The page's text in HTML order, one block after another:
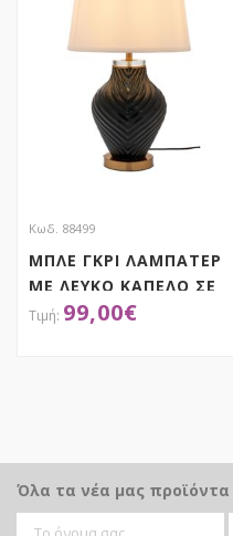
Κωδ. 88499
ΜΠΛΕ ΓΚΡΙ ΛΑΜΠΑΤΕΡ
ΜΕ ΛΕΥΚΟ ΚΑΠΕΛΟ ΣΕ
ΧΡΥΣΗ ΒΑΣΗ 60ΕΚ
99,00€
Όλα τα νέα μας προϊόντα